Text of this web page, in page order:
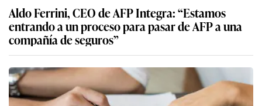
Aldo Ferrini, CEO de AFP Integra: “Estamos
entrando a un proceso para pasar de AFP a una
compañía de seguros”